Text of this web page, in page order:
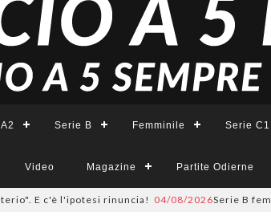
Serie B Femminile Serie C1
Video Magazine Partite Odierne
E c'è l'ipotesi rinuncia! 04/08/2026Serie B